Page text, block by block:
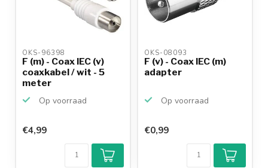
OKS-96398
F (m) - Coax IEC (v)
coaxkabel / wit - 5
meter
Op voorraad
€4,99
OKS-08093
F (v) - Coax IEC (m)
adapter
Op voorraad
€0,99